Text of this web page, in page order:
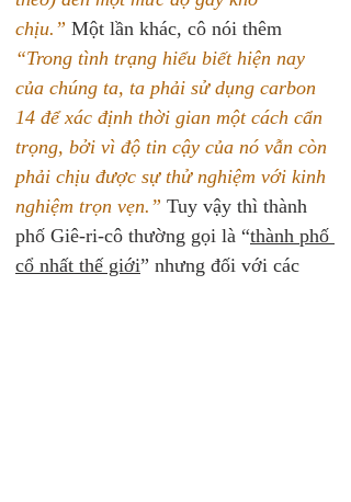
chịu.” Một lần khác, cô nói thêm
“Trong tình trạng hiểu biết hiện nay
của chúng ta, ta phải sử dụng carbon
14 để xác định thời gian một cách cẩn
trọng, bởi vì độ tin cậy của nó vẫn còn
phải chịu được sự thử nghiệm với kinh
nghiệm trọn vẹn.” Tuy vậy thì thành
phố Giê-ri-cô thường gọi là “thành phố
cổ nhất thế giới” nhưng đối với các